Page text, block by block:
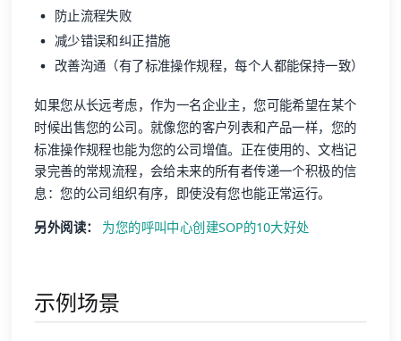
防止流程失败
减少错误和纠正措施
改善沟通（有了标准操作规程，每个人都能保持一致）
如果您从长远考虑，作为一名企业主，您可能希望在某个
时候出售您的公司。就像您的客户列表和产品一样，您的
标准操作规程也能为您的公司增值。正在使用的、文档记
录完善的常规流程，会给未来的所有者传递一个积极的信
息：您的公司组织有序，即使没有您也能正常运行。
另外阅读：
为您的呼叫中心创建SOP的10大好处
示例场景